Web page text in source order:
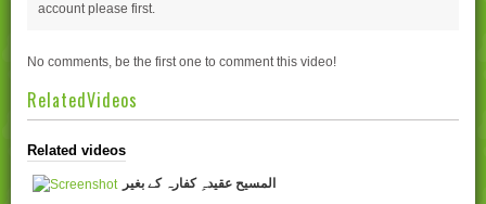
account please first.
No comments, be the first one to comment this video!
RelatedVideos
Related videos
المسیح عقیدہِ کفارہ کے بغیر